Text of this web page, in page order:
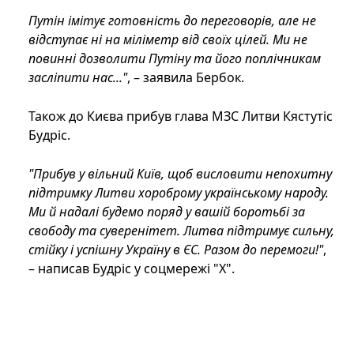
Путін імітує готовність до переговорів, але не
відступає ні на міліметр від своїх цілей. Ми не
повинні дозволити Путіну та його поплічникам
засліпити нас...", – заявила Бербок.
Також до Києва прибув глава МЗС Литви Кястутіс
Будріс.
"Прибув у вільний Київ, щоб висловити непохитну
підтримку Литви хороброму українському народу.
Ми й надалі будемо поряд у вашій боротьбі за
свободу та суверенітет. Литва підтримує сильну,
стійку і успішну Україну в ЄС. Разом до перемоги!",
– написав Будріс у соцмережі "Х".